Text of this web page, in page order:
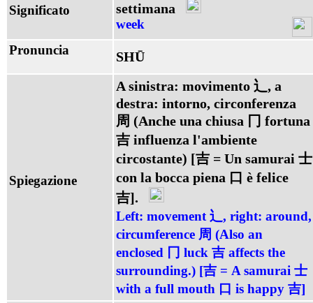
Significato settimana
week
Pronuncia
SHŪ
Spiegazione
A sinistra: movimento 辶, a
destra: intorno, circonferenza
周 (Anche una chiusa 冂 fortuna
吉 influenza l'ambiente
circostante) [吉 = Un samurai 士
con la bocca piena 口 è felice
吉].
Left: movement 辶, right: around,
circumference 周 (Also an
enclosed 冂 luck 吉 affects the
surrounding.) [吉 = A samurai 士
with a full mouth 口 is happy 吉]